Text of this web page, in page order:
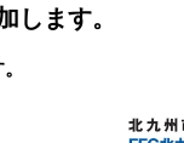
します。